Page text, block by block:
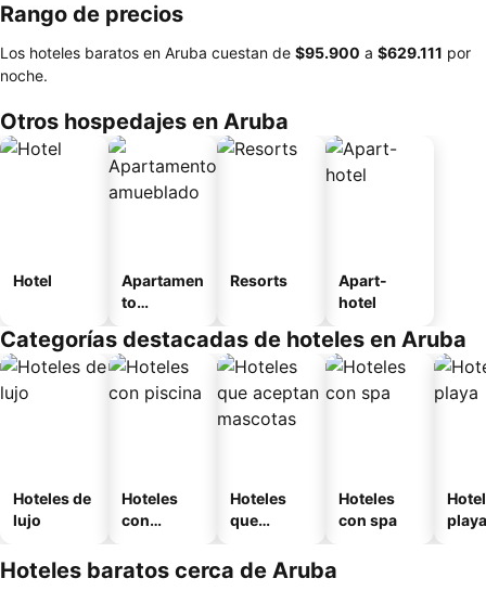
Rango de precios
Los hoteles baratos en Aruba cuestan de ‎$95.900 a ‎$629.111 por
noche.
Otros hospedajes en Aruba
Hotel
Apartamen
to
o
Resorts
Apart-
hotel
Categorías destacadas de hoteles en Aruba
Hoteles de
lujo
Hoteles
con
Hoteles
que
mascotas
Hoteles
con spa
playa
Hoteles baratos cerca de Aruba